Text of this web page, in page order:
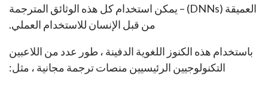
العميقة (DNNs) – يمكن استخدام كل هذه الوثائق المترجمة
من قبل الإنسان للاستخدام العملي.
باستخدام هذه الكنوز اللغوية الدفينة ، طور عدد من اللاعبين
التكنولوجيين الرئيسيين منصات ترجمة مجانية ، مثل: